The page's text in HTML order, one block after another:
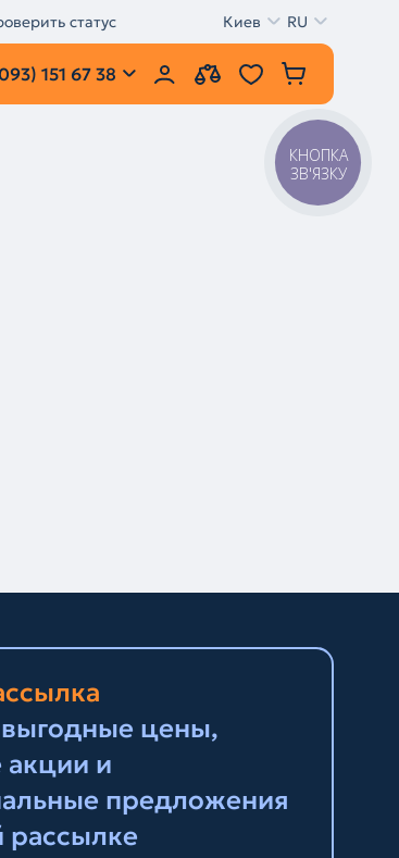
статус Киев RU
151 67 38
цены,
акции и
предложения
рассылке
КНОПКА
ЗВ'ЯЗКУ